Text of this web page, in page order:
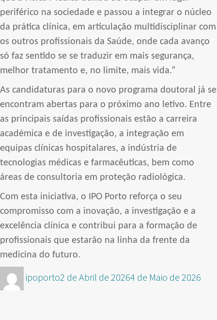
periférico na sociedade e passou a integrar o núcleo
da prática clínica, em articulação multidisciplinar com
os outros profissionais da Saúde, onde cada avanço
só faz sentido se se traduzir em mais segurança,
melhor tratamento e, no limite, mais vida.”
As candidaturas para o novo programa doutoral já se
encontram abertas para o próximo ano letivo. Entre
as principais saídas profissionais estão a carreira
académica e de investigação, a integração em
equipas clínicas hospitalares, a indústria de
tecnologias médicas e farmacêuticas, bem como
áreas de consultoria em proteção radiológica.
Com esta iniciativa, o IPO Porto reforça o seu
compromisso com a inovação, a investigação e a
excelência clínica e contribui para a formação de
profissionais que estarão na linha da frente da
medicina do futuro.
Autor
ipoportoPublicado
2 de Abril de 20264 de Maio de 2026